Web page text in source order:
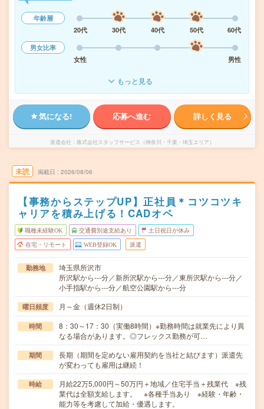
年齢層
20代
30代 40代 50代
60代
男女比率
女性
男性
もっと見る
気になる! 応募へ進む 詳しく見る
派遣会社 株式会社スタッフサービス（神奈川・千葉・埼玉エリア）
未読 掲載日 2026/08/06
【事務からステップUP】正社員＊コツコツキ
ャリアを積み上げる！CADオペ
職種未経験OK 交通費別途支給あり 土日祝日が休み
在宅・リモート WEB登録OK 派遣
勤務地
埼玉県所沢市
所沢駅から---分／新所沢駅から---分／東所沢駅から---分／
小手指駅から---分／航空公園駅から---分
曜日頻度 月～金（週休2日制）
時間
8：30～17：30（実働8時間）※勤務時間は就業先により異
なる場合があります。◎フレックス勤務が可…
期間
長期（期間を定めない雇用契約を当社と結びます）派遣先
が変わっても雇用は継続！
時給
月給22万5,000円～50万円＋地域／住宅手当＋残業代 ※残
業代は全額支給します。 ※各種手当あり ※経験・年齢・
能力等を考慮して加給・優遇します。